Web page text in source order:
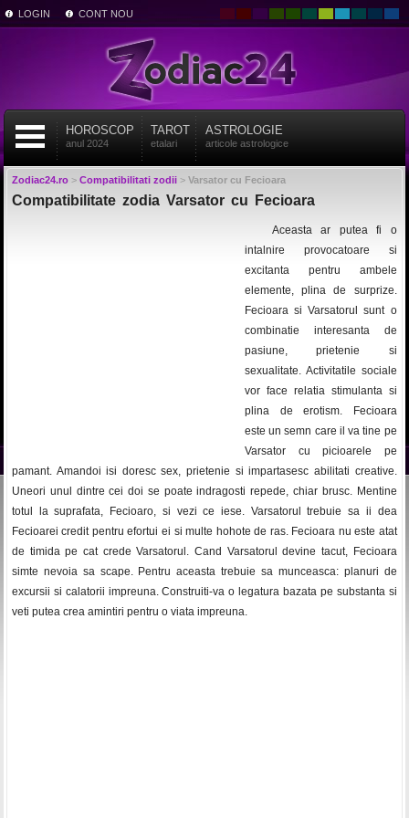
LOGIN CONT NOU
HOROSCOP
anul 2024
TAROT
etalari
ASTROLOGIE
articole astrologice
Zodiac24.ro> Compatibilitati zodii> Varsator cu Fecioara
Compatibilitate zodia Varsator cu Fecioara
Aceasta ar putea fi o
intalnire provocatoare si
excitanta pentru ambele
elemente, plina de surprize.
Fecioara si Varsatorul sunt o
combinatie interesanta de
pasiune, prietenie si
sexualitate. Activitatile sociale
vor face relatia stimulanta si
plina de erotism. Fecioara
este un semn care il va tine pe
Varsator cu picioarele pe
pamant. Amandoi isi doresc sex, prietenie si impartasesc abilitati creative.
Uneori unul dintre cei doi se poate indragosti repede, chiar brusc. Mentine
totul la suprafata, Fecioaro, si vezi ce iese. Varsatorul trebuie sa ii dea
Fecioarei credit pentru efortui ei si multe hohote de ras. Fecioara nu este atat
de timida pe cat crede Varsatorul. Cand Varsatorul devine tacut, Fecioara
simte nevoia sa scape. Pentru aceasta trebuie sa munceasca: planuri de
excursii si calatorii impreuna. Construiti-va o legatura bazata pe substanta si
veti putea crea amintiri pentru o viata impreuna.